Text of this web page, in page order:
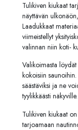
Tulikiven kiukaat
näyttävän
Laadukkaat
viimeistellyt
valinnan niin koti-
Valikoimasta
kokoisiin
säästäviksi ja ne
tyylikkäästi näkyville.
Tulikiven kiukaat
tarjoamaan